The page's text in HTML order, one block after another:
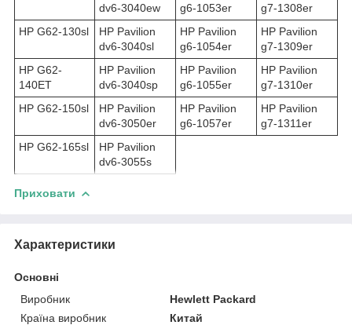
dv6-3040ew
g6-1053er
g7-1308er
HP G62-130sl
HP Pavilion
dv6-3040sl
HP Pavilion
g6-1054er
HP Pavilion
g7-1309er
HP G62-
140ET
HP Pavilion
dv6-3040sp
HP Pavilion
g6-1055er
HP Pavilion
g7-1310er
HP G62-150sl
HP Pavilion
dv6-3050er
HP Pavilion
g6-1057er
HP Pavilion
g7-1311er
HP G62-165sl
HP Pavilion
dv6-3055s
Приховати
Характеристики
Основні
Виробник
Hewlett Packard
Країна виробник
Китай